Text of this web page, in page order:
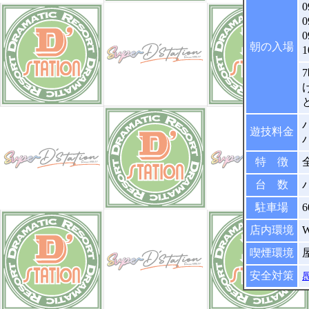
朝の入場
遊技料金
特 徴
台 数
駐車場
店内環境
喫煙環境
安全対策